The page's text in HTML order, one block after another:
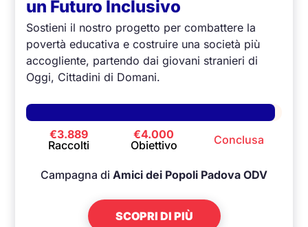
un Futuro Inclusivo
Sostieni il nostro progetto per combattere la
povertà educativa e costruire una società più
accogliente, partendo dai giovani stranieri di
Oggi, Cittadini di Domani.
€3.889
Raccolti
€4.000
Obiettivo
Conclusa
Campagna di Amici dei Popoli Padova ODV
SCOPRI DI PIÙ